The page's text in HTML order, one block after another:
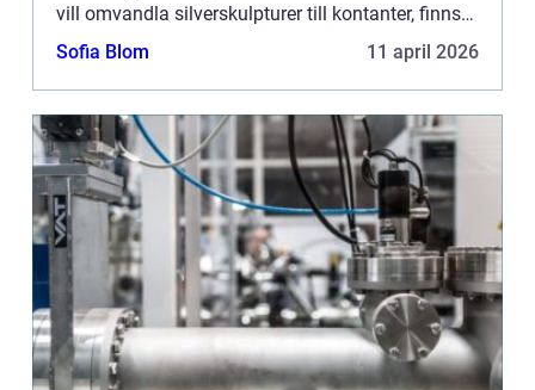
vill omvandla silverskulpturer till kontanter, finns
det mycket att ta hänsyn till. Den hä...
Sofia Blom 11 april 2026